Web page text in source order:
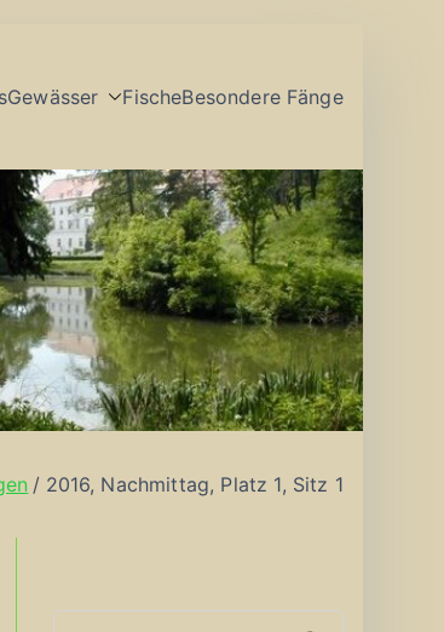
Gewässer FischeBesondere Fänge
2016, Nachmittag, Platz 1, Sitz 1